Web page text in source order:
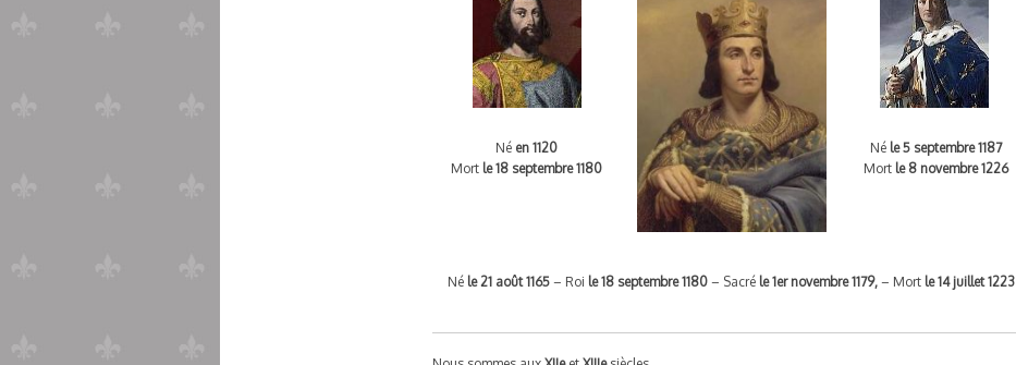
Né en 1120
Mort le 18 septembre 1180
Né le 5 septembre 1187
Mort le 8 novembre 1226
Né le 21 août 1165 – Roi le 18 septembre 1180 – Sacré le 1er novembre 1179, – Mort le 14 juillet 1223